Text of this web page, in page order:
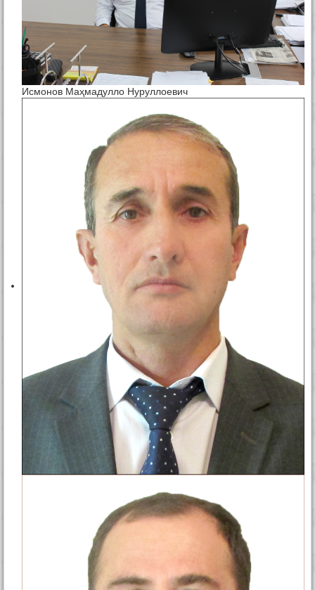
Исмонов Маҳмадулло Нуруллоевич